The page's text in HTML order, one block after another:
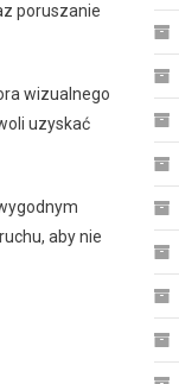
poruszanie
wizualnego
uzyskać
aby nie